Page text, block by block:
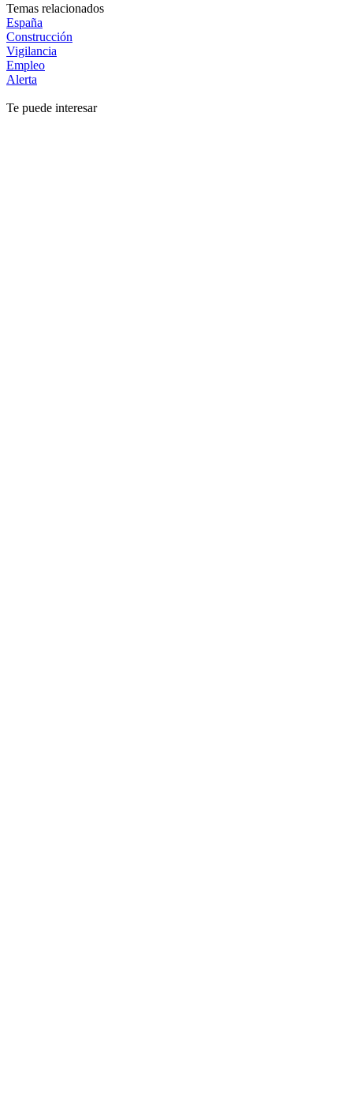
Temas relacionados
España
Construcción
Vigilancia
Empleo
Alerta
Te puede interesar